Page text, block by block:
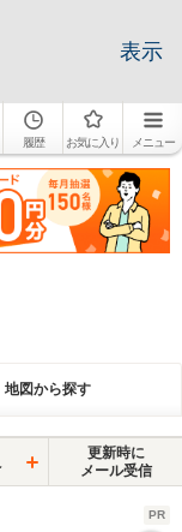
表示
履歴 お気に入り メニュー
地図から探す
更新時に
メール受信
PR